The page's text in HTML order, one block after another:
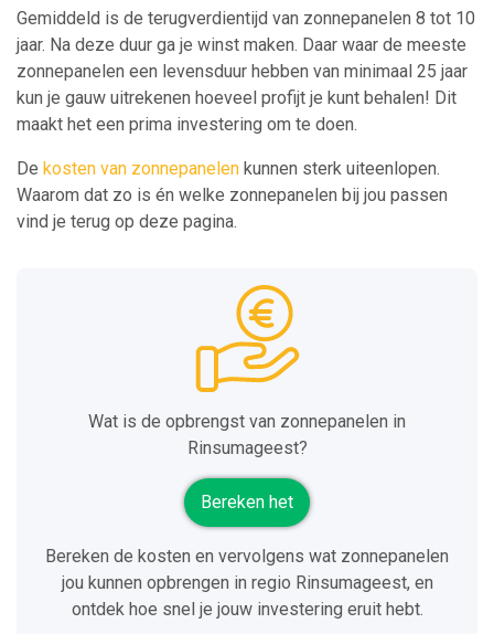
Gemiddeld is de terugverdientijd van zonnepanelen 8 tot 10
jaar. Na deze duur ga je winst maken. Daar waar de meeste
zonnepanelen een levensduur hebben van minimaal 25 jaar
kun je gauw uitrekenen hoeveel profijt je kunt behalen! Dit
maakt het een prima investering om te doen.
De kosten van zonnepanelen kunnen sterk uiteenlopen.
Waarom dat zo is én welke zonnepanelen bij jou passen
vind je terug op deze pagina.
Wat is de opbrengst van zonnepanelen in
Rinsumageest?
Bereken het
Bereken de kosten en vervolgens wat zonnepanelen
jou kunnen opbrengen in regio Rinsumageest, en
ontdek hoe snel je jouw investering eruit hebt.